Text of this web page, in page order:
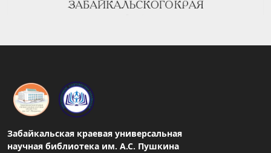
Забайкальская краевая универсальная
научная библиотека им. А.С. Пушкина